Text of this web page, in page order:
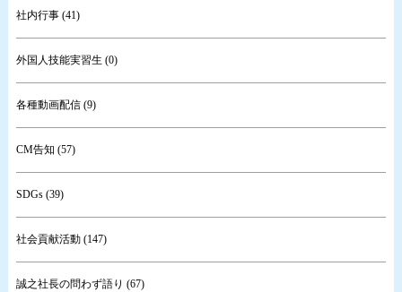
社内行事 (41)
外国人技能実習生 (0)
各種動画配信 (9)
CM告知 (57)
SDGs (39)
社会貢献活動 (147)
誠之社長の問わず語り (67)